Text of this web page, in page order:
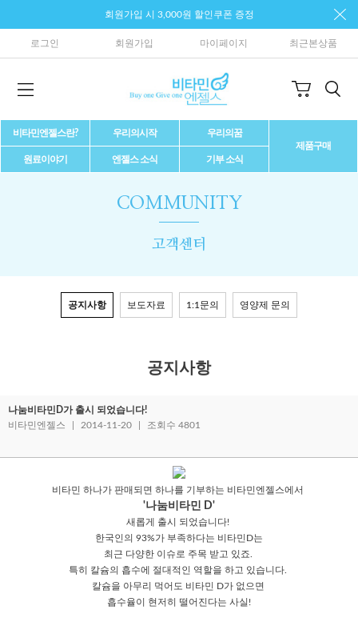
회원가입 시 3,000원 할인쿠폰 증정
로그인 회원가입 마이페이지 최근본상품
비타민엔젤스란? 우리의시작
우리의꿈
제품구매
원료이야기
엔젤스 소식 기부 소식
COMMUNITY
고객센터
공지사항 보도자료 1:1문의 영양제 문의
공지사항
나눔비타민D가 출시 되었습니다!
비타민엔젤스
2014-11-20 조회수 4801
비타민 하나가 판매되면 하나를 기부하는 비타민엔젤스에서
'나눔비타민 D'
새롭게 출시 되었습니다!
한국인의 93%가 부족하다는 비타민D는
최근 다양한 이슈로 주목 받고 있죠.
특히 칼슘의 흡수에 절대적인 역할을 하고 있습니다.
칼슘을 아무리 먹어도 비타민 D가 없으면
흡수율이 현저히 떨어진다는 사실!